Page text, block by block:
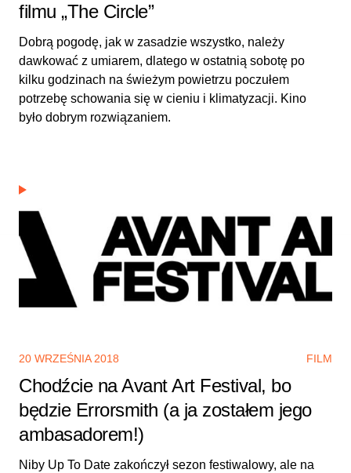
filmu „The Circle”
Dobrą pogodę, jak w zasadzie wszystko, należy
dawkować z umiarem, dlatego w ostatnią sobotę po
kilku godzinach na świeżym powietrzu poczułem
potrzebę schowania się w cieniu i klimatyzacji. Kino
było dobrym rozwiązaniem.
20 WRZEŚNIA 2018 FILM
Chodźcie na Avant Art Festival, bo
będzie Errorsmith (a ja zostałem jego
ambasadorem!)
Niby Up To Date zakończył sezon festiwalowy, ale na